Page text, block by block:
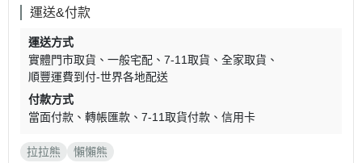
運送&付款
運送方式
實體門市取貨
一般宅配 7-11取貨
全家取貨
順豐運費到付-世界各地配送
付款方式
當面付款
轉帳匯款 7-11取貨付款 信用卡
拉拉熊 懶懶熊